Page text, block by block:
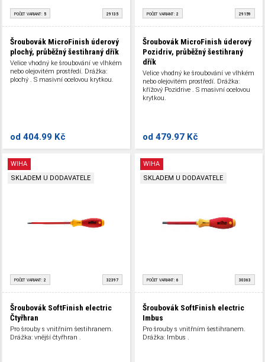
POČET VARIANT: 5 29135
Šroubovák MicroFinish úderový
plochý, průběžný šestihraný dřík
Velice vhodný ke šroubování ve vlhkém
nebo olejovitém prostředí. Drážka:
plochý . S masivní ocelovou krytkou.
od 404.99 Kč
POČET VARIANT: 2 29159
Šroubovák MicroFinish úderový
Pozidriv, průběžný šestihraný
dřík
Velice vhodný ke šroubování ve vlhkém
nebo olejovitém prostředí. Drážka:
křížový Pozidrive . S masivní ocelovou
krytkou.
od 479.97 Kč
WIHA
SKLADEM U DODAVATELE
POČET VARIANT: 2 32397
Šroubovák SoftFinish electric
Čtyřhran
Pro šrouby s vnitřním šestihranem.
Drážka: vnější čtyřhran .
WIHA
SKLADEM U DODAVATELE
POČET VARIANT: 6 30363
Šroubovák SoftFinish electric
Imbus
Pro šrouby s vnitřním šestihranem.
Drážka: Imbus .